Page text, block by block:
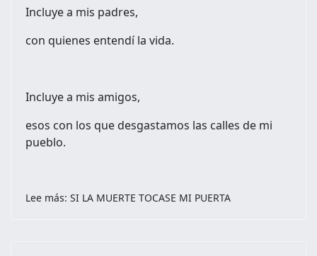
Incluye a mis padres,
con quienes entendí la vida.
Incluye a mis amigos,
esos con los que desgastamos las calles de mi
pueblo.
Lee más: SI LA MUERTE TOCASE MI PUERTA